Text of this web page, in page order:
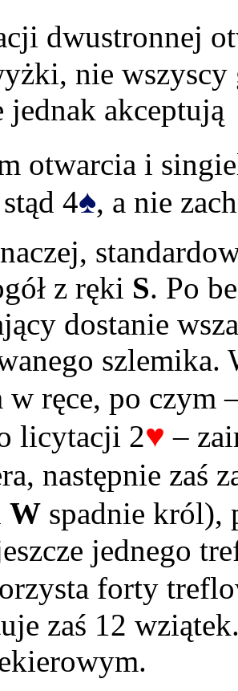
dwustronnej
nie
jednak akceptują
otwarcia i
4♠, a nie
z ręki S. Po
dostanie
szlemika.
w ręce, po czym
licytacji 2♥ –
następnie zaś
W spadnie król),
jednego
forty
zaś 12